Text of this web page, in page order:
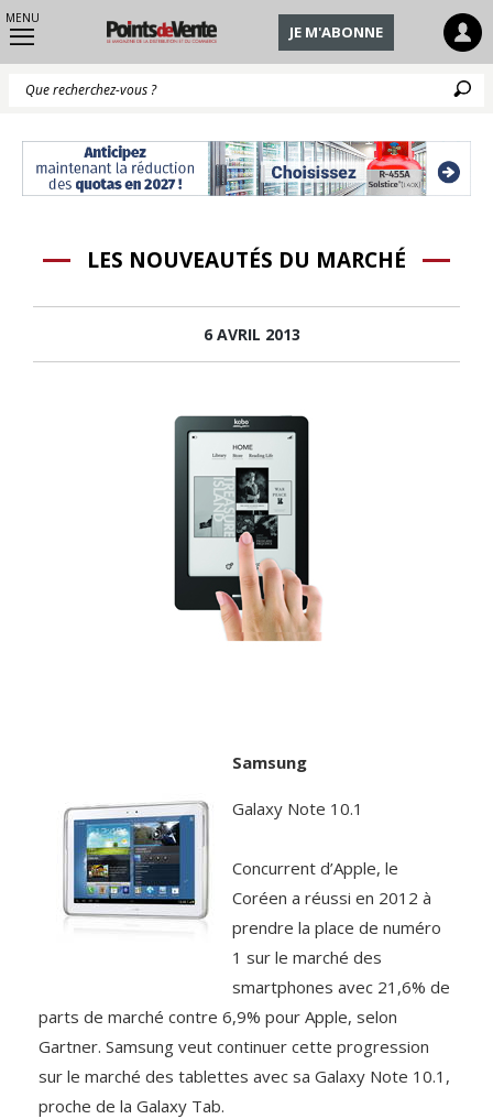
MENU
JE M'ABONNE
LES NOUVEAUTÉS DU MARCHÉ
6 AVRIL 2013
Samsung
Galaxy Note 10.1
Concurrent d’Apple, le
Coréen a réussi en 2012 à
prendre la place de numéro
1 sur le marché des
smartphones avec 21,6% de
parts de marché contre 6,9% pour Apple, selon
Gartner. Samsung veut continuer cette progression
sur le marché des tablettes avec sa Galaxy Note 10.1,
proche de la Galaxy Tab.